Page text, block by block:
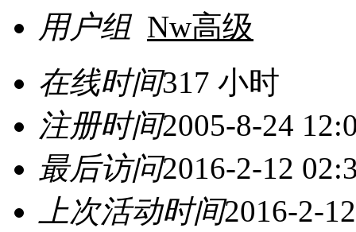
用户组 Nw高级
在线时间317 小时
注册时间2005-8-24
最后访问2016-2-12
上次活动时间2016-2-